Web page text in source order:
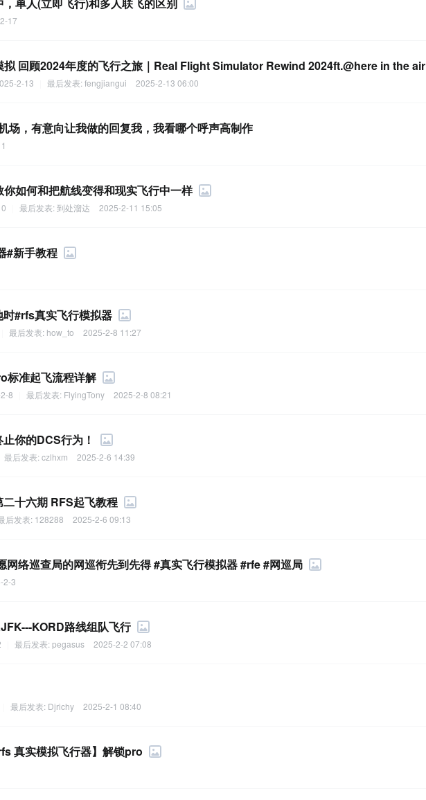
单人(立即飞行)和多人联飞的区别
17
拟 回顾2024年度的飞行之旅｜Real Flight Simulator Rewind 2024ft.@here in the air
2-13 最后发表:fengjiangui 2025-2-13 06:00
场，有意向让我做的回复我，我看哪个呼声高制作
你如何和把航线变得和现实飞行中一样
最后发表:到处溜达 2025-2-11 15:05
#新手教程
#rfs真实飞行模拟器
最后发表: how_to 2025-2-8 11:27
标准起飞流程详解
8 最后发表: FlyingTony 2025-2-8 08:21
你的DCS行为！
最后发表:czlhxm 2025-2-6 14:39
十六期 RFS起飞教程
后发表: 128288 2025-2-6 09:13
网络巡查局的网巡衔先到先得 #真实飞行模拟器 #rfe #网巡局
2-3
KORD路线组队飞行
最后发表:pegasus 2025-2-2 07:08
最后发表: Djrichy 2025-2-1 08:40
真实模拟飞行器】解锁pro